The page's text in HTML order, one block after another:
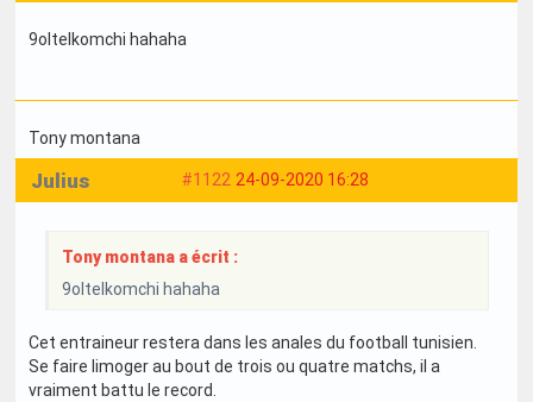
9oltelkomchi hahaha
Tony montana
#1122 24-09-2020 16:28
Julius
Tony montana a écrit :
9oltelkomchi hahaha
Cet entraineur restera dans les anales du football tunisien.
Se faire limoger au bout de trois ou quatre matchs, il a
vraiment battu le record.